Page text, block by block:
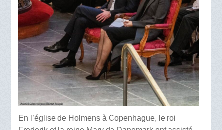
En l’église de Holmens à Copenhague, le roi